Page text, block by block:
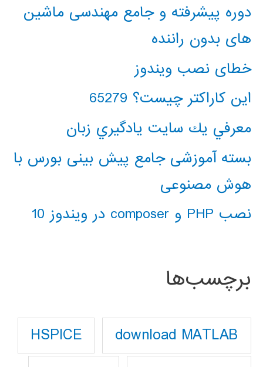
دوره پیشرفته و جامع مهندسی ماشین
های بدون راننده
خطای نصب ویندوز
این کاراکتر چیست؟ 65279
معرفي يك سايت يادگيري زبان
بسته آموزشی جامع پیش بینی بورس با
هوش مصنوعی
نصب PHP و composer در ویندوز 10
برچسب‌ها
download MATLAB
HSPICE